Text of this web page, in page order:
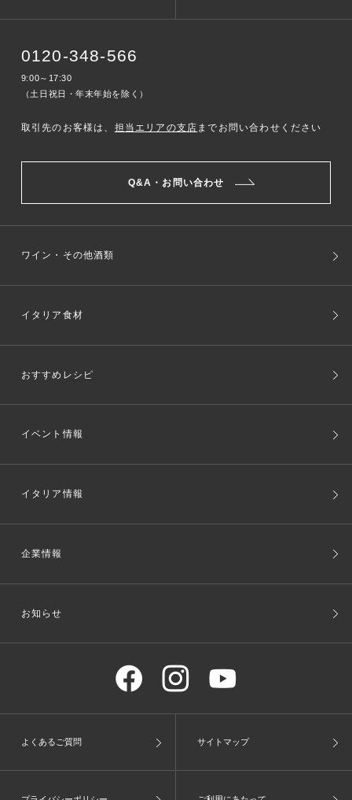
0120-348-566
9:00～17:30
（土日祝日・年末年始を除く）
取引先のお客様は、 担当エリアの支店 までお問い合わせください
Q&A・お問い合わせ
ワイン・その他酒類
イタリア食材
おすすめレシピ
イベント情報
イタリア情報
企業情報
お知らせ
よくあるご質問 サイトマップ